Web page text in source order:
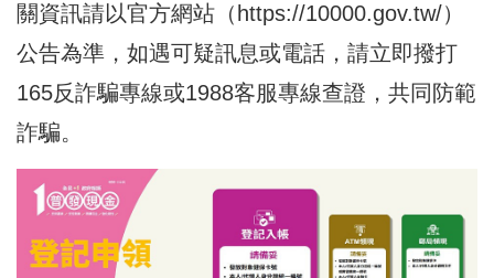
關資訊請以官方網站（ https://10000.gov.tw/）
公告為準，如遇可疑訊息或電話，請立即撥打
165反詐騙專線或1988客服專線查證，共同防範
詐騙。